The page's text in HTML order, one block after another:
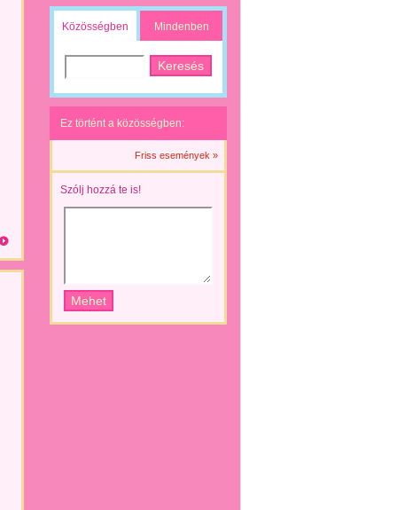
Közösségben Mindenben
Ez történt a közösségben:
Friss események »
Szólj hozzá te is!